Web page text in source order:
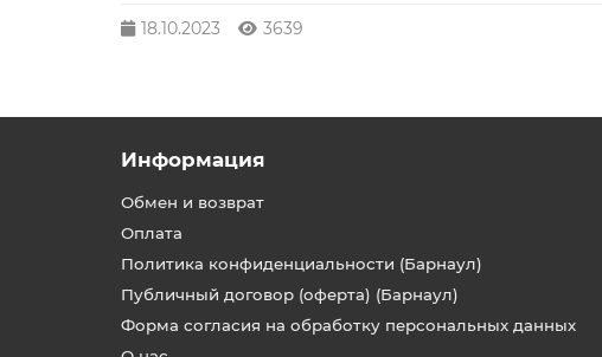
18.10.2023 3639
Информация
Обмен и возврат
Оплата
Политика конфиденциальности (Барнаул)
Публичный договор (оферта) (Барнаул)
Форма согласия на обработку персональных данных